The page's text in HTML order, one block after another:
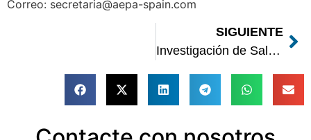
Correo: secretaria@aepa-spain.com
SIGUIENTE
Investigación de Salvador Tomás